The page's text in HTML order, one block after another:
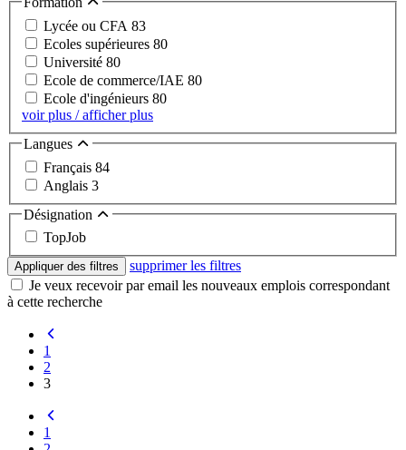
Lycée ou CFA 83
Ecoles supérieures 80
Université 80
Ecole de commerce/IAE 80
Ecole d'ingénieurs 80
voir plus / afficher plus
Langues
Français 84
Anglais 3
Désignation
TopJob
Appliquer des filtres
supprimer les filtres
Je veux recevoir par email les nouveaux emplois correspondant
à cette recherche
1
2
3
1